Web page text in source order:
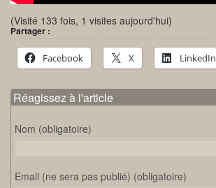
(Visité 133 fois, 1 visites aujourd'hui)
Partager :
Facebook X LinkedIn
Réagissez à l'article
Nom (obligatoire)
Email (ne sera pas publié) (obligatoire)